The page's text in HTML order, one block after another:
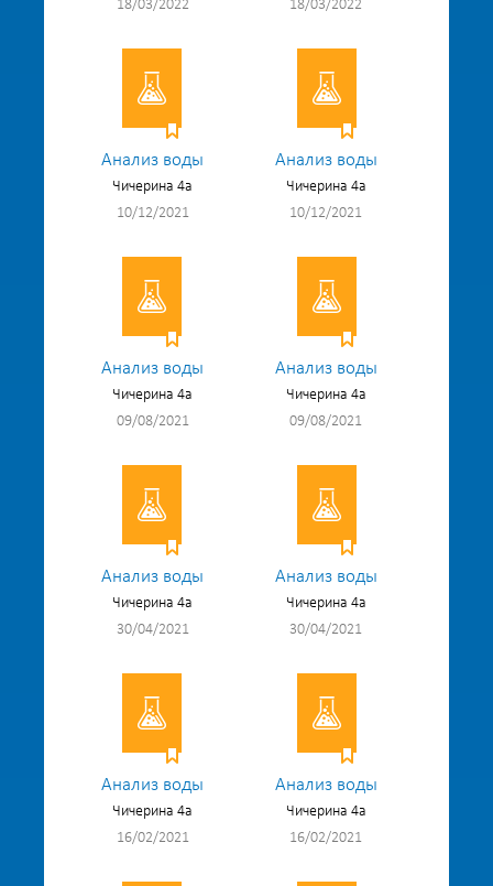
18/03/2022
18/03/2022
Анализ воды
Чичерина 4а
10/12/2021
Анализ воды
Чичерина 4а
10/12/2021
Анализ воды
Чичерина 4а
09/08/2021
Анализ воды
Чичерина 4а
09/08/2021
Анализ воды
Чичерина 4а
30/04/2021
Анализ воды
Чичерина 4а
30/04/2021
Анализ воды
Чичерина 4а
16/02/2021
Анализ воды
Чичерина 4а
16/02/2021